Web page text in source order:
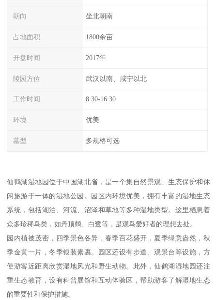
朝向 坐北朝南
占地面积 1800余亩
开盘时间 2017年
陵园方位 武汉以南、咸宁以北
工作时间 8:30-16:30
环境 优美
墓型 多规格可选
仙鹤湖湿地园位于中国湖北省，是一个集自然景观、生态保护和休
闲旅游于一体的湿地公园。园区内环境优美，拥有丰富的湿地生态
系统，包括湖泊、河流、沼泽和草地等多种湿地类型。这里栖息着
众多珍稀鸟类，如丹顶鹤、白鹭等，是观鸟爱好者的理想去处。
园内植被茂密，四季景色各异，春季百花盛开，夏季绿意盎然，秋
季金黄一片，冬季银装素裹。园区还设有步道、观景台等设施，方
便游客近距离欣赏湿地风光和野生动物。此外，仙鹤湖湿地园还注
重生态教育，设有科普展馆和互动体验区，帮助游客了解湿地生态
的重要性和保护措施。